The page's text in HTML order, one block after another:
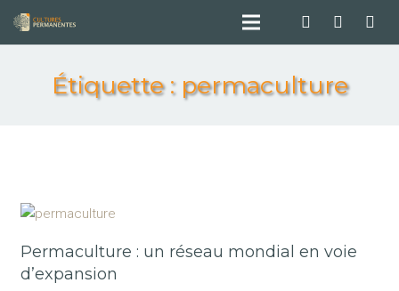
Étiquette : permaculture
Permaculture : un réseau mondial en voie
d’expansion